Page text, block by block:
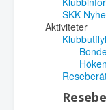
SKK
Aktiviteter